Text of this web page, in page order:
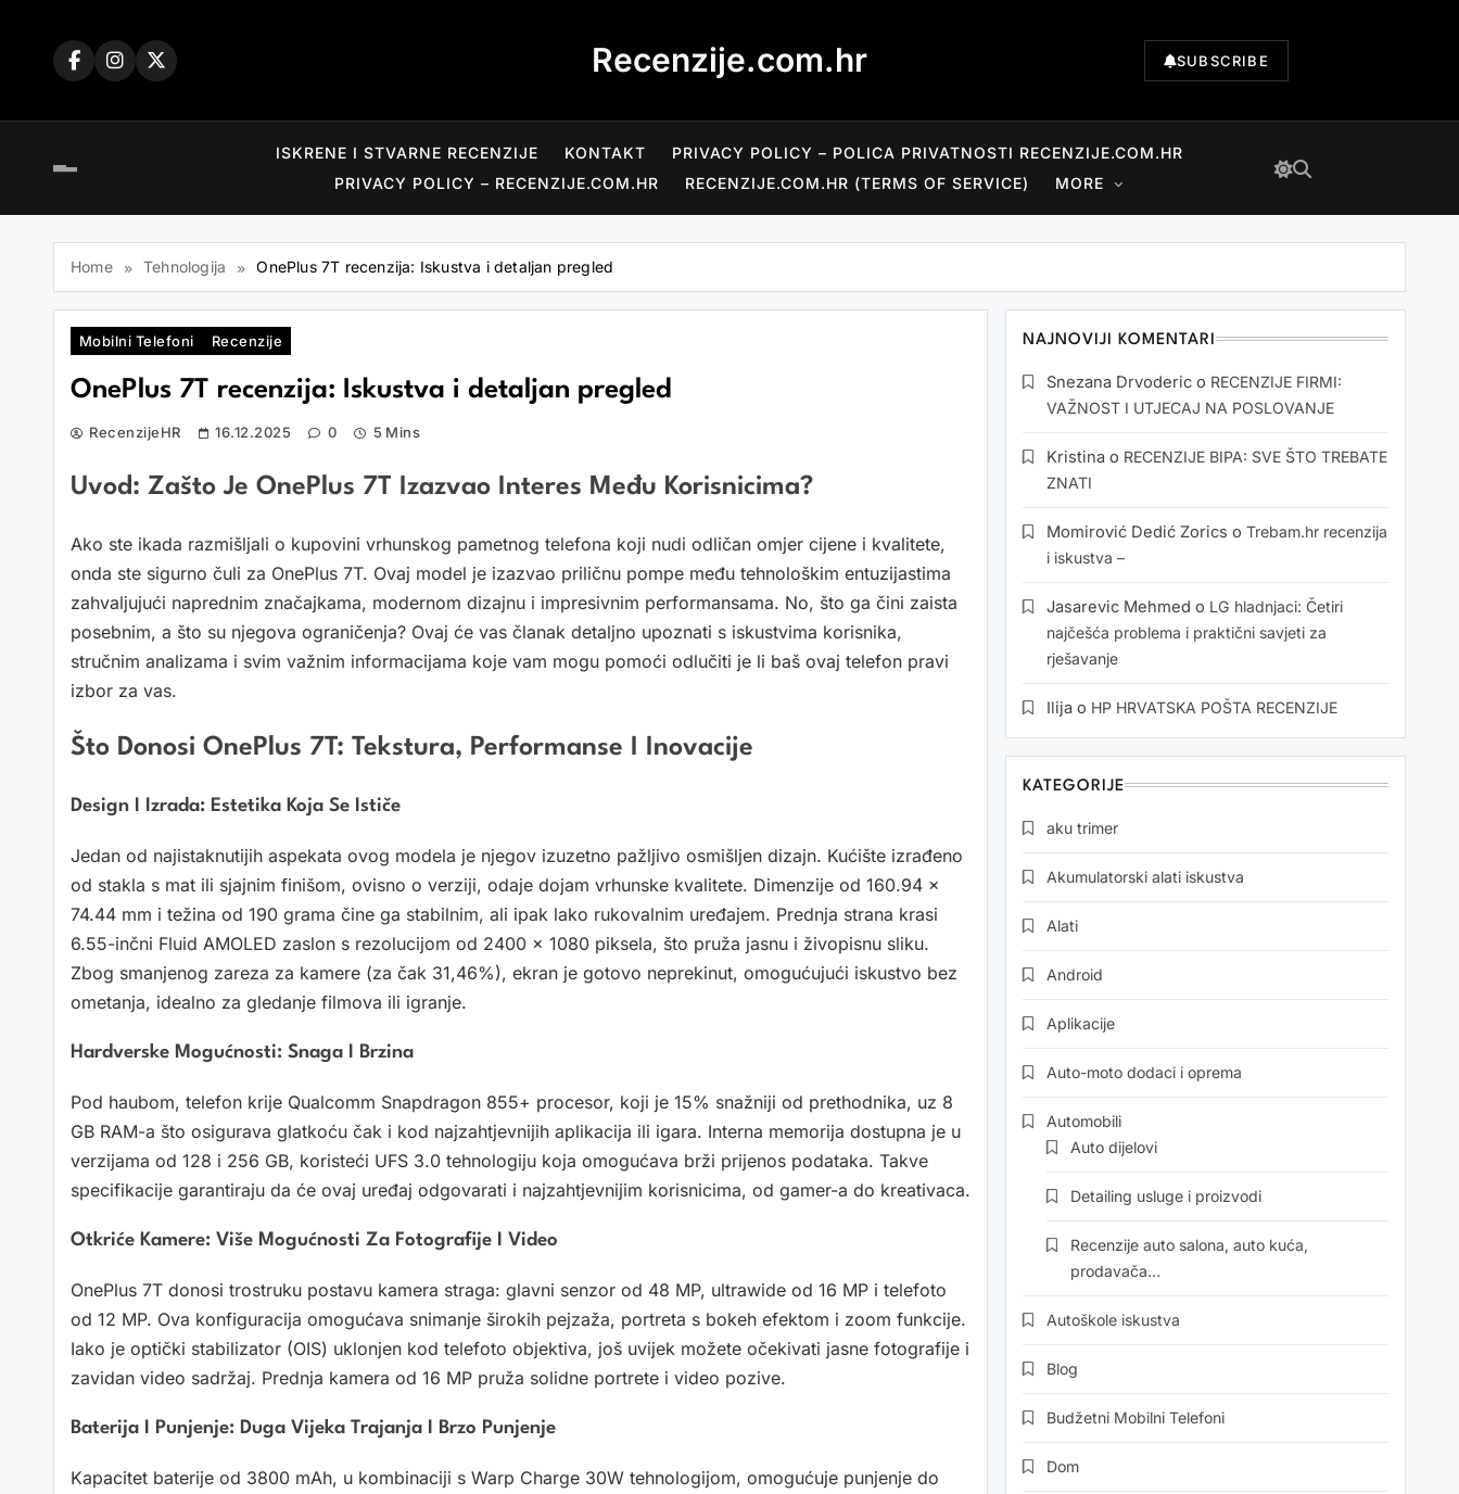
Recenzije.com.hr SUBSCRIBE
ISKRENE I STVARNE RECENZIJE KONTAKT
PRIVACY POLICY – POLICA PRIVATNOSTI RECENZIJE.COM.HR
PRIVACY POLICY – RECENZIJE.COM.HR
RECENZIJE.COM.HR (TERMS OF SERVICE) MORE
Home Tehnologija OnePlus 7T recenzija: Iskustva i detaljan pregled
Mobilni Telefoni Recenzije
OnePlus 7T recenzija: Iskustva i detaljan pregled
RecenzijeHR 16.12.2025 0 5 Mins
Uvod: Zašto Je OnePlus 7T Izazvao Interes Među Korisnicima?
Ako ste ikada razmišljali o kupovini vrhunskog pametnog telefona koji nudi odličan omjer cijene i kvalitete,
onda ste sigurno čuli za OnePlus 7T. Ovaj model je izazvao priličnu pompe među tehnološkim entuzijastima
zahvaljujući naprednim značajkama, modernom dizajnu i impresivnim performansama. No, što ga čini zaista
posebnim, a što su njegova ograničenja? Ovaj će vas članak detaljno upoznati s iskustvima korisnika,
stručnim analizama i svim važnim informacijama koje vam mogu pomoći odlučiti je li baš ovaj telefon pravi
izbor za vas.
Što Donosi OnePlus 7T: Tekstura, Performanse I Inovacije
Design I Izrada: Estetika Koja Se Ističe
Jedan od najistaknutijih aspekata ovog modela je njegov izuzetno pažljivo osmišljen dizajn. Kućište izrađeno
od stakla s mat ili sjajnim finišom, ovisno o verziji, odaje dojam vrhunske kvalitete. Dimenzije od 160.94 x
74.44 mm i težina od 190 grama čine ga stabilnim, ali ipak lako rukovalnim uređajem. Prednja strana krasi
6.55-inčni Fluid AMOLED zaslon s rezolucijom od 2400 x 1080 piksela, što pruža jasnu i živopisnu sliku.
Zbog smanjenog zareza za kamere (za čak 31,46%), ekran je gotovo neprekinut, omogućujući iskustvo bez
ometanja, idealno za gledanje filmova ili igranje.
Hardverske Mogućnosti: Snaga I Brzina
Pod haubom, telefon krije Qualcomm Snapdragon 855+ procesor, koji je 15% snažniji od prethodnika, uz 8
GB RAM-a što osigurava glatkoću čak i kod najzahtjevnijih aplikacija ili igara. Interna memorija dostupna je u
verzijama od 128 i 256 GB, koristeći UFS 3.0 tehnologiju koja omogućava brži prijenos podataka. Takve
specifikacije garantiraju da će ovaj uređaj odgovarati i najzahtjevnijim korisnicima, od gamer-a do kreativaca.
Otkriće Kamere: Više Mogućnosti Za Fotografije I Video
OnePlus 7T donosi trostruku postavu kamera straga: glavni senzor od 48 MP, ultrawide od 16 MP i telefoto
od 12 MP. Ova konfiguracija omogućava snimanje širokih pejzaža, portreta s bokeh efektom i zoom funkcije.
Iako je optički stabilizator (OIS) uklonjen kod telefoto objektiva, još uvijek možete očekivati jasne fotografije i
zavidan video sadržaj. Prednja kamera od 16 MP pruža solidne portrete i video pozive.
Baterija I Punjenje: Duga Vijeka Trajanja I Brzo Punjenje
Kapacitet baterije od 3800 mAh, u kombinaciji s Warp Charge 30W tehnologijom, omogućuje punjenje do
NAJNOVIJI KOMENTARI
Snezana Drvoderic o RECENZIJE FIRMI:
VAŽNOST I UTJECAJ NA POSLOVANJE
Kristina o RECENZIJE BIPA: SVE ŠTO TREBATE
ZNATI
Momirović Dedić Zorics o Trebam.hr recenzija
i iskustva –
Jasarevic Mehmed o LG hladnjaci: Četiri
najčešća problema i praktični savjeti za
rješavanje
Ilija o HP HRVATSKA POŠTA RECENZIJE
KATEGORIJE
aku trimer
Akumulatorski alati iskustva
Alati
Android
Aplikacije
Auto-moto dodaci i oprema
Automobili
Auto dijelovi
Detailing usluge i proizvodi
Recenzije auto salona, auto kuća,
prodavača…
Autoškole iskustva
Blog
Budžetni Mobilni Telefoni
Dom